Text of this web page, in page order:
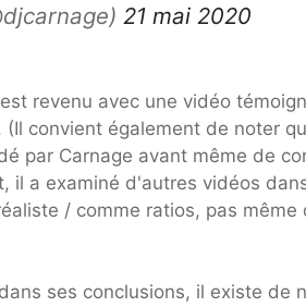
21 mai 2020
revenu avec une vidéo
(Il convient également de noter
par Carnage avant même de
il a examiné d'autres vidéos
/ comme ratios, pas
ses conclusions, il existe